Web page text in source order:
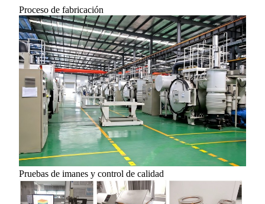
Proceso de fabricación
Pruebas de imanes y control de calidad